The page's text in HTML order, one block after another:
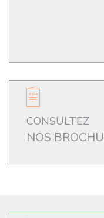
CONSULTEZ
NOS